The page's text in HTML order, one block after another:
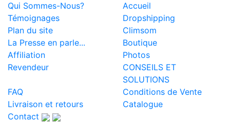
Qui Sommes-Nous?
Accueil
Témoignages
Dropshipping
Plan du site
Climsom
La Presse en parle...
Boutique
Affiliation
Photos
Revendeur
CONSEILS ET
SOLUTIONS
FAQ
Conditions de Vente
Livraison et retours
Catalogue
Contact